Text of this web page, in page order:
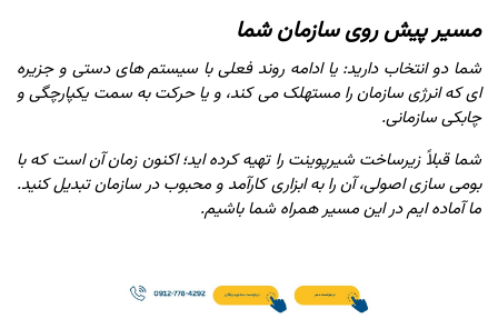
مسیر پیش روی سازمان شما
شما دو انتخاب دارید: یا ادامه روند فعلی با سیستم های دستی و جزیره
ای که انرژی سازمان را مستهلک می کند، و یا حرکت به سمت یکپارچگی و
چابکی سازمانی.
شما قبلاً زیرساخت شیرپوینت را تهیه کرده اید؛ اکنون زمان آن است که با
بومی سازی اصولی، آن را به ابزاری کارآمد و محبوب در سازمان تبدیل کنید.
ما آماده ایم در این مسیر همراه شما باشیم.